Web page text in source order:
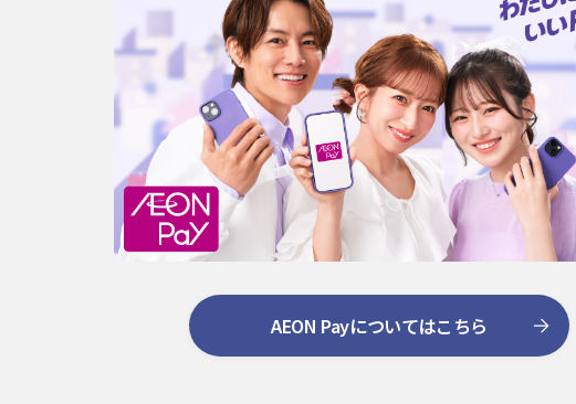
AEON Payについてはこちら